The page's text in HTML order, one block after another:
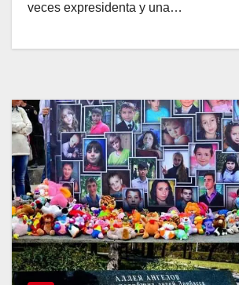
veces expresidenta y una…